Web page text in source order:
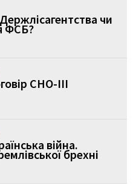
чи
ФСБ?
СНО-ІІІ
війна.
брехні